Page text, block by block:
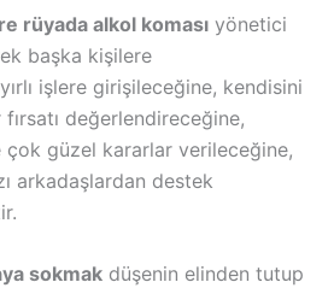
rüyada alkol komasıyönetici
başka kişilere
işlere girişileceğine, kendisini
değerlendireceğine,
çok güzel kararlar verileceğine,
arkadaşlardan destek
sokmakdüşenin elinden tutup